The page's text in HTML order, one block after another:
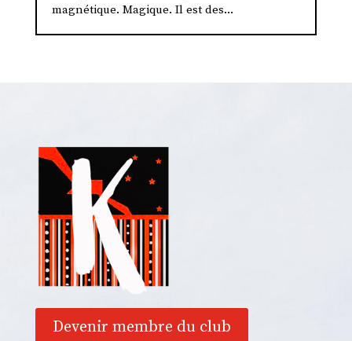
magnétique. Magique. Il est des...
Devenir membre du club